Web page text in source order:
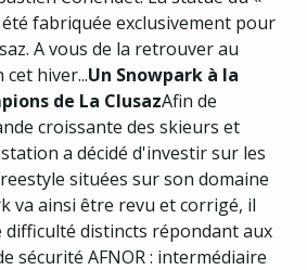
fabriquée exclusivement pour
A vous de la retrouver au
hiver...Un Snowpark à la
de La ClusazAfin de
croissante des skieurs et
a décidé d'investir sur les
situées sur son domaine
va ainsi être revu et corrigé, il
difficulté distincts répondant aux
sécurité AFNOR : intermédiaire